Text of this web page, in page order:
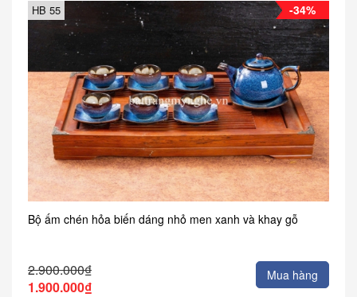
-34%
HB 55
Bộ ấm chén hỏa biến dáng nhỏ men xanh và khay gỗ
2.900.000₫
1.900.000₫
Mua hàng